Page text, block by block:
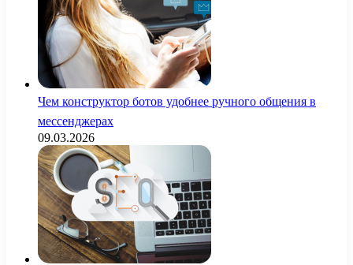
Чем конструктор ботов удобнее ручного общения в
мессенджерах
09.03.2026